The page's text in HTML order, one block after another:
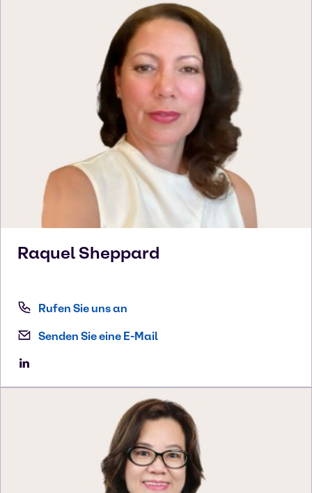
Raquel Sheppard
Rufen Sie uns an
Senden Sie eine E-Mail